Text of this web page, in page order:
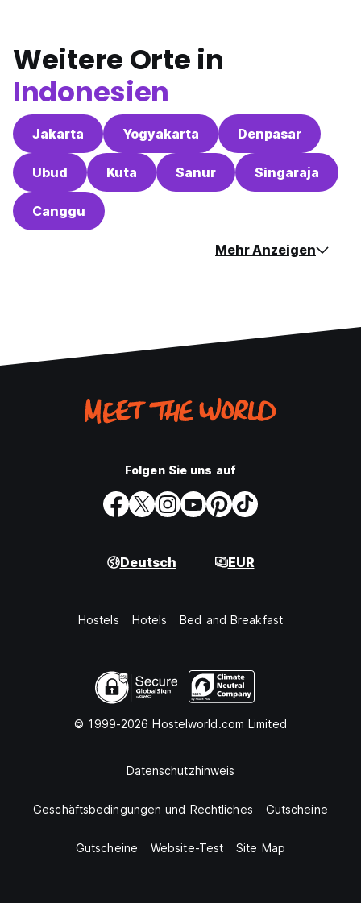
Weitere Orte in
Indonesien
Jakarta Yogyakarta Denpasar
Ubud Kuta Sanur Singaraja
Canggu
Mehr Anzeigen
Folgen Sie uns auf
Deutsch EUR
Hostels Hotels Bed and Breakfast
© 1999-2026 Hostelworld.com Limited
Datenschutzhinweis
Geschäftsbedingungen und Rechtliches Gutscheine
Gutscheine Website-Test Site Map